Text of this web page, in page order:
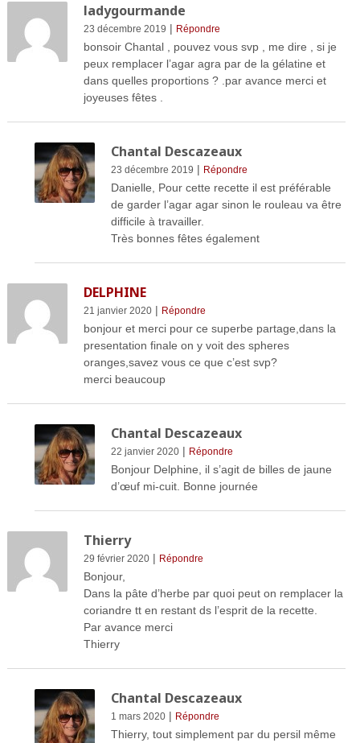
ladygourmande
23 décembre 2019 | Répondre
bonsoir Chantal , pouvez vous svp , me dire , si je
peux remplacer l’agar agra par de la gélatine et
dans quelles proportions ? .par avance merci et
joyeuses fêtes .
Chantal Descazeaux
23 décembre 2019 | Répondre
Danielle, Pour cette recette il est préférable
de garder l’agar agar sinon le rouleau va être
difficile à travailler.
Très bonnes fêtes également
DELPHINE
21 janvier 2020| Répondre
bonjour et merci pour ce superbe partage,dans la
presentation finale on y voit des spheres
oranges,savez vous ce que c’est svp?
merci beaucoup
Chantal Descazeaux
22 janvier 2020| Répondre
Bonjour Delphine, il s’agit de billes de jaune
d’œuf mi-cuit. Bonne journée
Thierry
29 février 2020| Répondre
Bonjour,
Dans la pâte d’herbe par quoi peut on remplacer la
coriandre tt en restant ds l’esprit de la recette.
Par avance merci
Thierry
Chantal Descazeaux
1 mars 2020| Répondre
Thierry, tout simplement par du persil même